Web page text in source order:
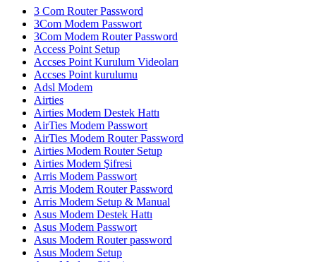
3 Com Router Password
3Com Modem Passwort
3Com Modem Router Password
Access Point Setup
Accses Point Kurulum Videoları
Accses Point kurulumu
Adsl Modem
Airties
Airties Modem Destek Hattı
AirTies Modem Passwort
AirTies Modem Router Password
Airties Modem Router Setup
Airties Modem Şifresi
Arris Modem Passwort
Arris Modem Router Password
Arris Modem Setup & Manual
Asus Modem Destek Hattı
Asus Modem Passwort
Asus Modem Router password
Asus Modem Setup